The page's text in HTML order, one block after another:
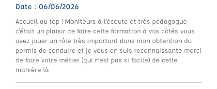
Date : 06/06/2026
Accueil au top ! Moniteurs à l’écoute et très pédagogue
c’était un plaisir de faire cette formation à vos côtés vous
avez jouer un rôle très important dans mon obtention du
permis de conduire et je vous en suis reconnaissante merci
de faire votre métier (qui n’est pas si facile) de cette
manière là